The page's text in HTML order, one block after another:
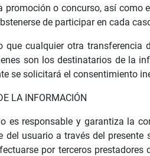
o concurso, así como
de participar en cada
cualquier otra
son los destinatarios de la
se solicitará el consentimiento
LA INFORMACIÓN
es responsable y garantiza la
del usuario a través del
por terceros